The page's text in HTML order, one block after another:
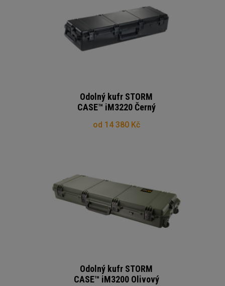
Odolný kufr STORM
CASE™ iM3220 Černý
od 14 380 Kč
Odolný kufr STORM
CASE™ iM3200 Olivový